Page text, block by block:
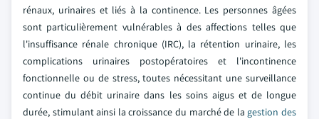
rénaux, urinaires et liés à la continence. Les personnes âgées
sont particulièrement vulnérables à des affections telles que
l'insuffisance rénale chronique (IRC), la rétention urinaire, les
complications urinaires postopératoires et l'incontinence
fonctionnelle ou de stress, toutes nécessitant une surveillance
continue du débit urinaire dans les soins aigus et de longue
durée, stimulant ainsi la croissance du marché de la gestion des